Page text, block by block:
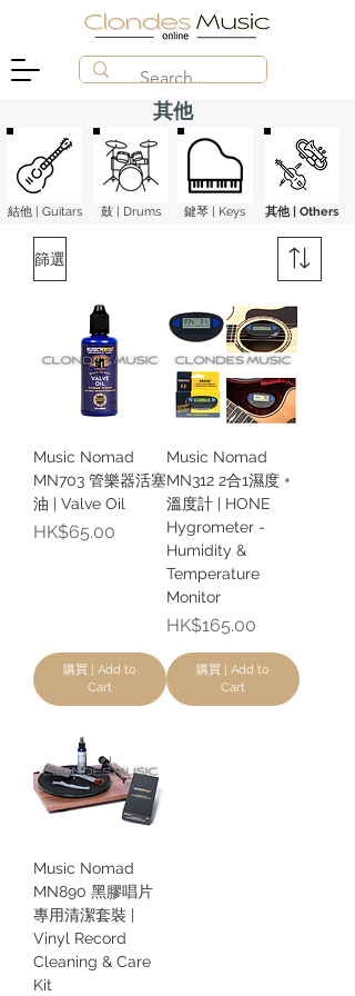
其他
結他 | Guitars 鼓 | Drums 鍵琴 | Keys ​其他 | Others
篩選
Music Nomad
MN703 管樂器活塞
油 | Valve Oil
價格
HK$65.00
購買 | Add to
Cart
Music Nomad
MN312 2合1濕度 +
溫度計 | HONE
Hygrometer -
Humidity &
Temperature
Monitor
價格
HK$165.00
購買 | Add to
Cart
Music Nomad
MN890 黑膠唱片
專用清潔套裝 |
Vinyl Record
Cleaning & Care
Kit